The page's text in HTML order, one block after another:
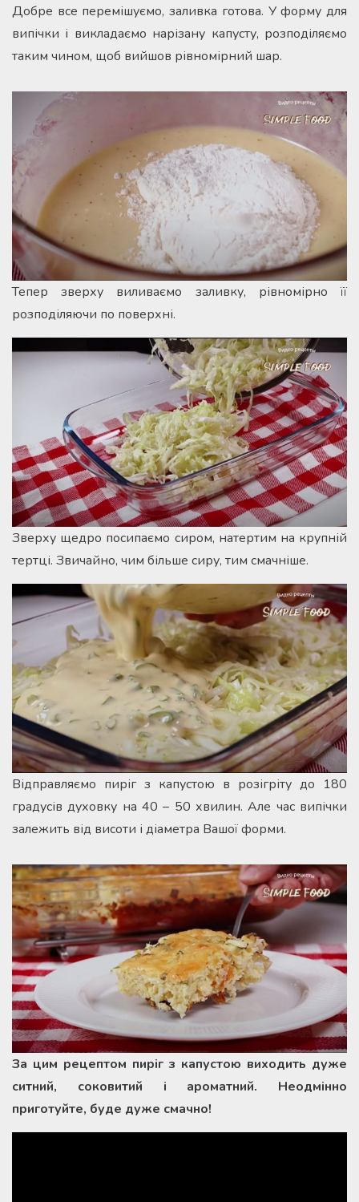
Добре все перемішуємо, заливка готова. У форму для
випічки і викладаємо нарізану капусту, розподіляємо
таким чином, щоб вийшов рівномірний шар.
Тепер зверху виливаємо заливку, рівномірно її
розподіляючи по поверхні.
Зверху щедро посипаємо сиром, натертим на крупній
тертці. Звичайно, чим більше сиру, тим смачніше.
Відправляємо пиріг з капустою в розігріту до 180
градусів духовку на 40 – 50 хвилин. Але час випічки
залежить від висоти і діаметра Вашої форми.
За цим рецептом пиріг з капустою виходить дуже
ситний, соковитий і ароматний. Неодмінно
приготуйте, буде дуже смачно!